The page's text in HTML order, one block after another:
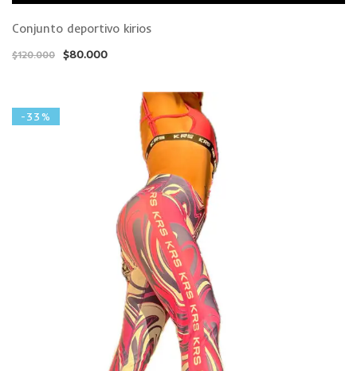
Conjunto deportivo kirios
$120.000 $80.000
-33%